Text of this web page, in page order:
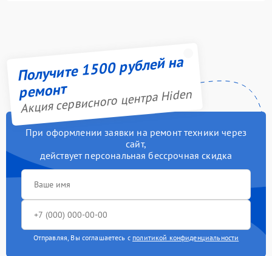
Получите 1500 рублей на
ремонт
Акция сервисного центра Hiden
При оформлении заявки на ремонт техники через
сайт,
действует персональная бессрочная скидка
Отправляя, Вы соглашаетесь с политикой конфиденциальности